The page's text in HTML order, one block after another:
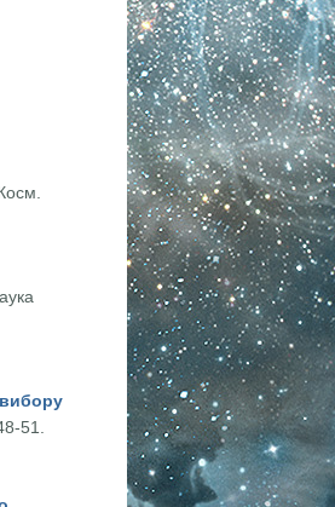
мультиполів інтегральним
систем
51.
космічної системи